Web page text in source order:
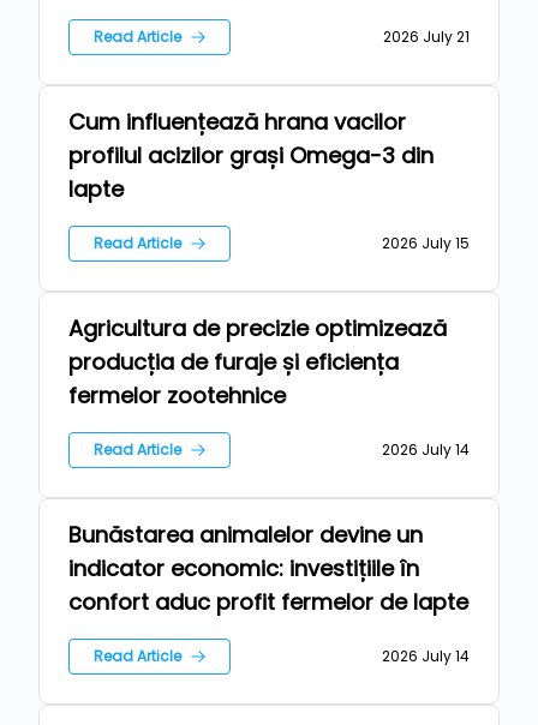
și accesul pe piața europeană
Read Article 2026 July 21
Farm
Cum influențează hrana vacilor
profilul acizilor grași Omega-3 din
lapte
Read Article 2026 July 15
Farm
Agricultura de precizie optimizează
producția de furaje și eficiența
fermelor zootehnice
Read Article 2026 July 14
Farm
Bunăstarea animalelor devine un
indicator economic: investițiile în
confort aduc profit fermelor de lapte
Read Article 2026 July 14